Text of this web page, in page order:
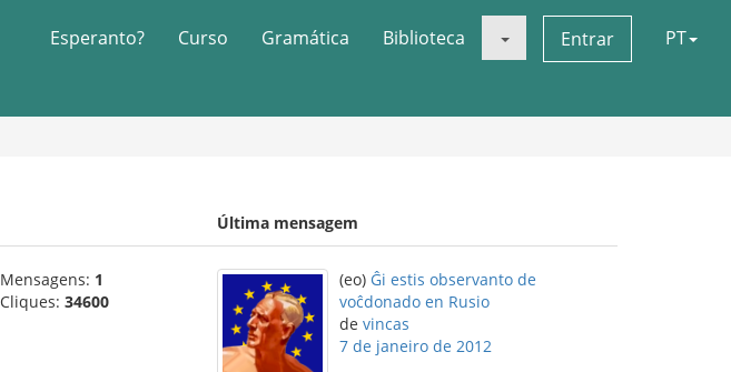
Esperanto? Curso Gramática Biblioteca Entrar PT
Última mensagem
Mensagens: 1
Cliques: 34600
(eo) Ĝi estis observanto de
voĉdonado en Rusio
de vincas
7 de janeiro de 2012